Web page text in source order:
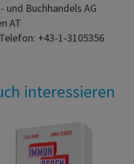
und Buchhandels AG
AT
+43-1-3105356
interessieren